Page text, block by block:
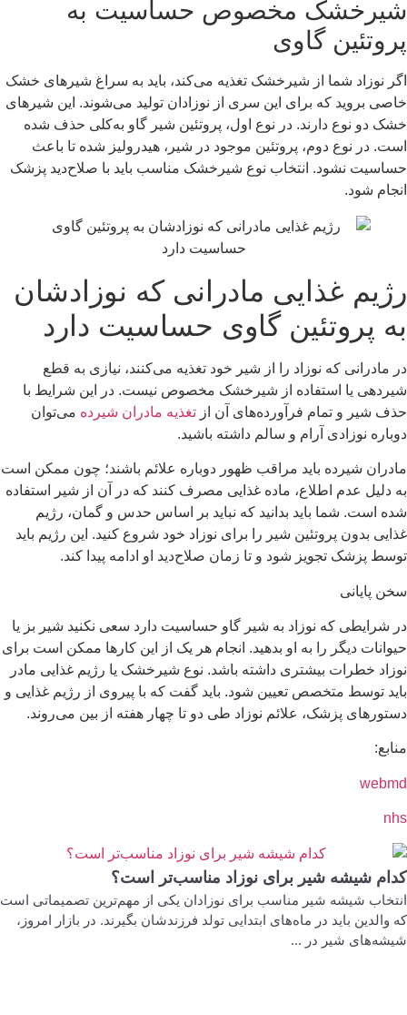
شیرخشک مخصوص حساسیت به
پروتئین گاوی
اگر نوزاد شما از شیرخشک تغذیه می‌کند، باید به سراغ شیرهای خشک
خاصی بروید که برای این سری از نوزادان تولید می‌شوند. این شیرهای
خشک دو نوع دارند. در نوع اول، پروتئین شیر گاو به‌کلی حذف شده
است. در نوع دوم، پروتئین موجود در شیر، هیدرولیز شده تا باعث
حساسیت نشود. انتخاب نوع شیرخشک مناسب باید با صلاح‌دید پزشک
انجام شود.
رژیم غذایی مادرانی که نوزادشان
به پروتئین گاوی حساسیت دارد
در مادرانی که نوزاد را از شیر خود تغذیه می‌کنند، نیازی به قطع
شیردهی یا استفاده از شیرخشک مخصوص نیست. در این شرایط با
حذف شیر و تمام فرآورده‌های آن از تغذیه مادران شیرده می‌توان
دوباره نوزادی آرام و سالم داشته باشید.
مادران شیرده باید مراقب ظهور دوباره علائم باشند؛ چون ممکن است
به دلیل عدم اطلاع، ماده غذایی مصرف کنند که در آن از شیر استفاده
شده است. شما باید بدانید که نباید بر اساس حدس و گمان، رژیم
غذایی بدون پروتئین شیر را برای نوزاد خود شروع کنید. این رژیم باید
توسط پزشک تجویز شود و تا زمان صلاح‌دید او ادامه پیدا کند.
سخن پایانی
در شرایطی که نوزاد به شیر گاو حساسیت دارد سعی نکنید شیر بز یا
حیوانات دیگر را به او بدهید. انجام هر یک از این کارها ممکن است برای
نوزاد خطرات بیشتری داشته باشد. نوع شیرخشک یا رژیم غذایی مادر
باید توسط متخصص تعیین شود. باید گفت که با پیروی از رژیم غذایی و
دستورهای پزشک، علائم نوزاد طی دو تا چهار هفته از بین می‎‌روند.
منابع:
webmd
nhs
کدام شیشه شیر برای نوزاد مناسب‌تر است؟
انتخاب شیشه شیر مناسب برای نوزادان یکی از مهم‌ترین تصمیماتی است
که والدین باید در ماه‌های ابتدایی تولد فرزندشان بگیرند. در بازار امروز،
شیشه‌های شیر در ...